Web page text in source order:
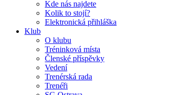
Kde nás najdete
Kolik to stojí?
Elektronická přihláška
Klub
O klubu
Tréninková místa
Členské příspěvky
Vedení
Trenérská rada
Trenéři